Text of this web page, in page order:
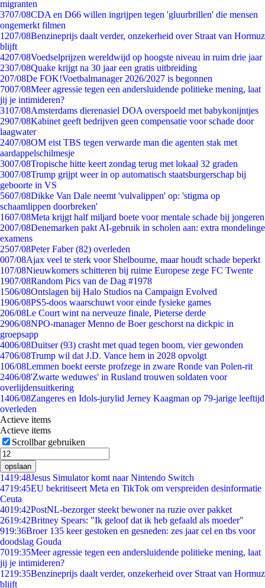
migranten
3707/08CDA en D66 willen ingrijpen tegen 'gluurbrillen' die mensen
ongemerkt filmen
1207/08Benzineprijs daalt verder, onzekerheid over Straat van Hormuz
blijft
4207/08Voedselprijzen wereldwijd op hoogste niveau in ruim drie jaar
2307/08Quake krijgt na 30 jaar een gratis uitbreiding
207/08De FOK!Voetbalmanager 2026/2027 is begonnen
7007/08Meer agressie tegen een andersluidende politieke mening, laat
jij je intimideren?
3107/08Amsterdams dierenasiel DOA overspoeld met babykonijntjes
2907/08Kabinet geeft bedrijven geen compensatie voor schade door
laagwater
2407/08OM eist TBS tegen verwarde man die agenten stak met
aardappelschilmesje
3007/08Tropische hitte keert zondag terug met lokaal 32 graden
3007/08Trump grijpt weer in op automatisch staatsburgerschap bij
geboorte in VS
5607/08Dikke Van Dale neemt 'vulvalippen' op: 'stigma op
schaamlippen doorbreken'
1607/08Meta krijgt half miljard boete voor mentale schade bij jongeren
2007/08Denemarken pakt AI-gebruik in scholen aan: extra mondelinge
examens
2507/08Peter Faber (82) overleden
007/08Ajax veel te sterk voor Shelbourne, maar houdt schade beperkt
107/08Nieuwkomers schitteren bij ruime Europese zege FC Twente
1907/08Random Pics van de Dag #1978
1506/08Ontslagen bij Halo Studios na Campaign Evolved
1906/08PS5-doos waarschuwt voor einde fysieke games
206/08Le Court wint na nerveuze finale, Pieterse derde
2906/08NPO-manager Menno de Boer geschorst na dickpic in
groepsapp
4006/08Duitser (93) crasht met quad tegen boom, vier gewonden
4706/08Trump wil dat J.D. Vance hem in 2028 opvolgt
106/08Lemmen boekt eerste profzege in zware Ronde van Polen-rit
2406/08'Zwarte weduwes' in Rusland trouwen soldaten voor
overlijdensuitkering
1406/08Zangeres en Idols-jurylid Jerney Kaagman op 79-jarige leeftijd
overleden
Actieve items
Actieve items
Scrollbar gebruiken
opslaan
1419:48Jesus Simulator komt naar Nintendo Switch
4719:45EU bekritiseert Meta en TikTok om verspreiden desinformatie
Ceuta
4019:42PostNL-bezorger steekt bewoner na ruzie over pakket
2619:42Britney Spears: "Ik geloof dat ik heb gefaald als moeder"
919:36Broer 135 keer gestoken en gesneden: zes jaar cel en tbs voor
doodslag Gouda
7019:35Meer agressie tegen een andersluidende politieke mening, laat
jij je intimideren?
1219:35Benzineprijs daalt verder, onzekerheid over Straat van Hormuz
blijft